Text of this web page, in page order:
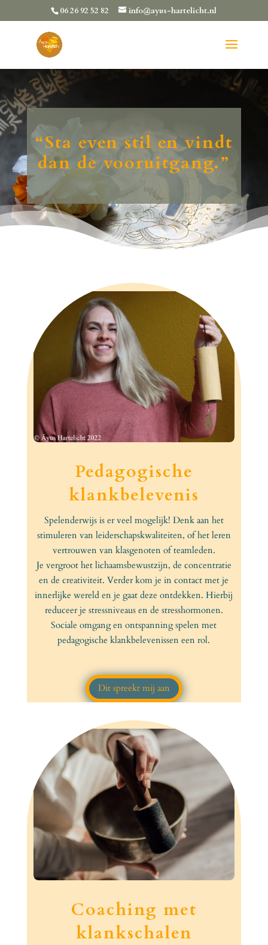
06 26 92 52 82 info@ayus-hartelicht.nl
“Sta even stil en vindt
dan de vooruitgang.”
Pedagogische
klankbelevenis
Spelenderwijs is er veel mogelijk! Denk aan het
stimuleren van leiderschapskwaliteiten, of het leren
vertrouwen van klasgenoten of teamleden.
Je vergroot het lichaamsbewustzijn, de concentratie
en de creativiteit. Verder kom je in contact met je
innerlijke wereld en je gaat deze ontdekken. Hierbij
reduceer je stressniveaus en de stresshormonen.
Sociale omgang en ontspanning spelen met
pedagogische klankbelevenissen een rol.
Dit spreekt mij aan
Coaching met
klankschalen